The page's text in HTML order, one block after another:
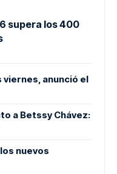
supera los 400
viernes, anunció el
a Betssy Chávez:
nuevos